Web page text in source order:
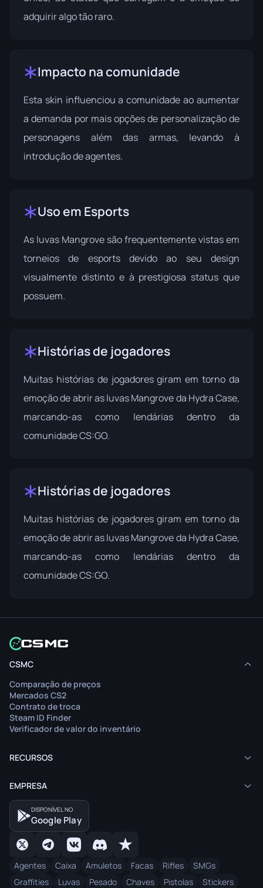
adquirir algo tão raro.
Impacto na comunidade
Esta skin influenciou a comunidade ao aumentar
a demanda por mais opções de personalização de
personagens além das armas, levando à
introdução de agentes.
Uso em Esports
As luvas Mangrove são frequentemente vistas em
torneios de esports devido ao seu design
visualmente distinto e à prestigiosa status que
possuem.
Histórias de jogadores
Muitas histórias de jogadores giram em torno da
emoção de abrir as luvas Mangrove da Hydra Case,
marcando-as como lendárias dentro da
comunidade CS:GO.
Histórias de jogadores
Muitas histórias de jogadores giram em torno da
emoção de abrir as luvas Mangrove da Hydra Case,
marcando-as como lendárias dentro da
comunidade CS:GO.
CSMC
Comparação de preços
Mercados CS2
Contrato de troca
Steam ID Finder
Verificador de valor do inventário
RECURSOS
EMPRESA
DISPONÍVEL NO
Google Play
Agentes Caixa Amuletos Facas Rifles
SMGs
Graffities
Luvas Pesado Chaves Pistolas Stickers